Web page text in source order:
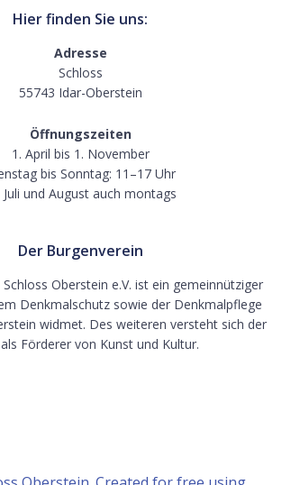
Hier finden Sie uns:
Adresse
Schloss
55743 Idar-Oberstein
Öffnungszeiten
1. April bis 1. November
bis Sonntag: 11–17 Uhr
Juli und August auch montags
Der Burgenverein
Oberstein e.V. ist ein gemeinnütziger
Denkmalschutz sowie der Denkmalpflege
widmet. Des weiteren versteht sich der
Förderer von Kunst und Kultur.